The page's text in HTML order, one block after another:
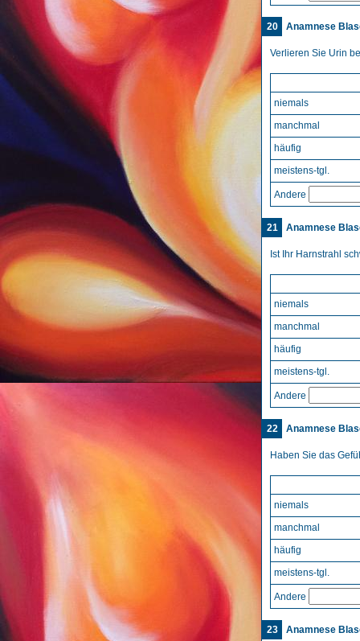
20 Anamnese
Verlieren Sie Urin
niemals
manchmal
häufig
meistens-tgl.
Andere
21 Anamnese
Ist Ihr Harnstrahl
niemals
manchmal
häufig
meistens-tgl.
Andere
22 Anamnese
Haben Sie das
niemals
manchmal
häufig
meistens-tgl.
Andere
23 Anamnese